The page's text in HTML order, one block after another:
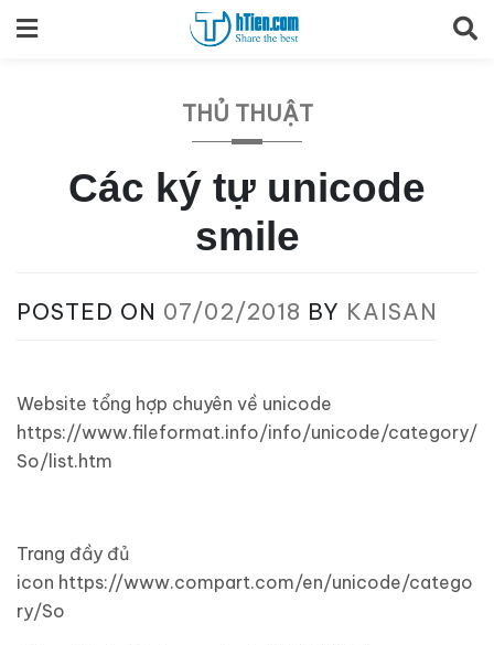
to
THỦ THUẬT
Các ký tự unicode
smile
POSTED ON 07/02/2018 BY KAISAN
Website tổng hợp chuyên về unicode
https://www.fileformat.info/info/unicode/category/
So/list.htm
Trang đầy đủ
icon https://www.compart.com/en/unicode/catego
ry/So